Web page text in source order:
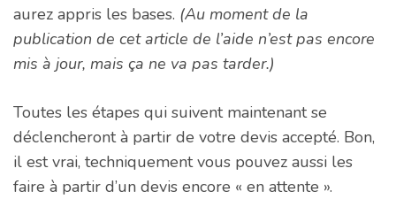
aurez appris les bases. (Au moment de la
publication de cet article de l’aide n’est pas encore
mis à jour, mais ça ne va pas tarder.)
Toutes les étapes qui suivent maintenant se
déclencheront à partir de votre devis accepté. Bon,
il est vrai, techniquement vous pouvez aussi les
faire à partir d’un devis encore « en attente ».